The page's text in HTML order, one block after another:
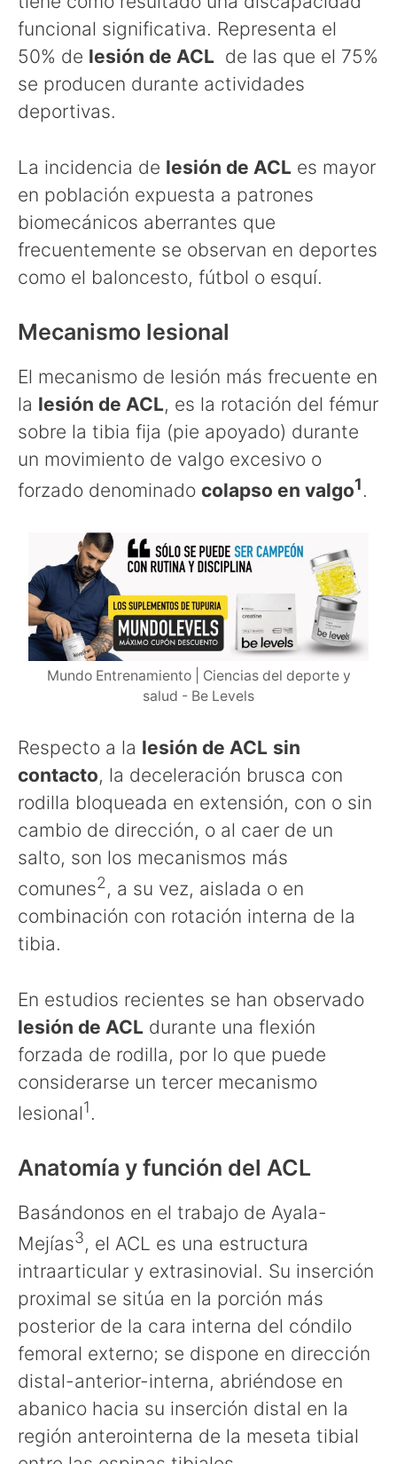
funcional significativa. Representa el
50% de lesión de ACL de las que el 75%
se producen durante actividades
deportivas.
La incidencia de lesión de ACL es mayor
en población expuesta a patrones
biomecánicos aberrantes que
frecuentemente se observan en deportes
como el baloncesto, fútbol o esquí.
Mecanismo lesional
El mecanismo de lesión más frecuente en
la lesión de ACL, es la rotación del fémur
sobre la tibia fija (pie apoyado) durante
un movimiento de valgo excesivo o
forzado denominado colapso en valgo1.
Mundo Entrenamiento | Ciencias del deporte y
salud - Be Levels
Respecto a la lesión de ACL sin
contacto, la deceleración brusca con
rodilla bloqueada en extensión, con o sin
cambio de dirección, o al caer de un
salto, son los mecanismos más
comunes2, a su vez, aislada o en
combinación con rotación interna de la
tibia.
En estudios recientes se han observado
lesión de ACL durante una flexión
forzada de rodilla, por lo que puede
considerarse un tercer mecanismo
lesional1.
Anatomía y función del ACL
Basándonos en el trabajo de Ayala-
Mejías3, el ACL es una estructura
intraarticular y extrasinovial. Su inserción
proximal se sitúa en la porción más
posterior de la cara interna del cóndilo
femoral externo; se dispone en dirección
distal-anterior-interna, abriéndose en
abanico hacia su inserción distal en la
región anterointerna de la meseta tibial